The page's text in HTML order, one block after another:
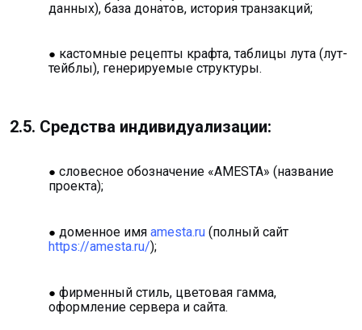
данных), база донатов, история транзакций;
кастомные рецепты крафта, таблицы лута (лут-
тейблы), генерируемые структуры.
2.5. Средства индивидуализации:
словесное обозначение «AMESTA» (название
проекта);
доменное имя amesta.ru (полный сайт
https://amesta.ru/);
фирменный стиль, цветовая гамма,
оформление сервера и сайта.